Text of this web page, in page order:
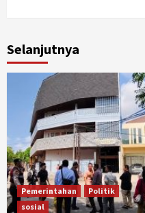
Selanjutnya
Pemerintahan
Politik
sosial